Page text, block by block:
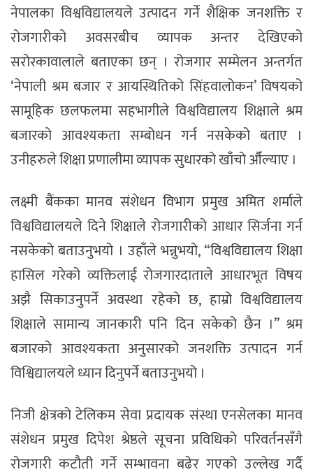
नेपालका विश्वविद्यालयले उत्पादन गर्ने शैक्षिक जनशक्ति र
रोजगारीको अवसरबीच व्यापक अन्तर देखिएको
सरोरकावालाले बताएका छन् । रोजगार सम्मेलन अन्तर्गत
‘नेपाली श्रम बजार र आयस्थितिको सिंहवालोकन’ विषयको
सामूहिक छलफलमा सहभागीले विश्वविद्यालय शिक्षाले श्रम
बजारको आवश्यकता सम्बोधन गर्न नसकेको बताए ।
उनीहरुले शिक्षा प्रणालीमा व्यापक सुधारको खाँचो औँल्याए ।
लक्ष्मी बैंकका मानव संशेधन विभाग प्रमुख अमित शर्माले
विश्वविद्यालयले दिने शिक्षाले रोजगारीको आधार सिर्जना गर्न
नसकेको बताउनुभयो । उहाँले भन्नुभयो, “विश्वविद्यालय शिक्षा
हासिल गरेको व्यक्तिलाई रोजगारदाताले आधारभूत विषय
अझै सिकाउनुपर्ने अवस्था रहेको छ, हाम्रो विश्वविद्यालय
शिक्षाले सामान्य जानकारी पनि दिन सकेको छैन ।” श्रम
बजारको आवश्यकता अनुसारको जनशक्ति उत्पादन गर्न
विश्विद्यालयले ध्यान दिनुपर्ने बताउनुभयो ।
निजी क्षेत्रको टेलिकम सेवा प्रदायक संस्था एनसेलका मानव
संशेधन प्रमुख दिपेश श्रेष्ठले सूचना प्रविधिको परिवर्तनसँगै
रोजगारी कटौती गर्ने सम्भावना बढेर गएको उल्लेख गर्दै